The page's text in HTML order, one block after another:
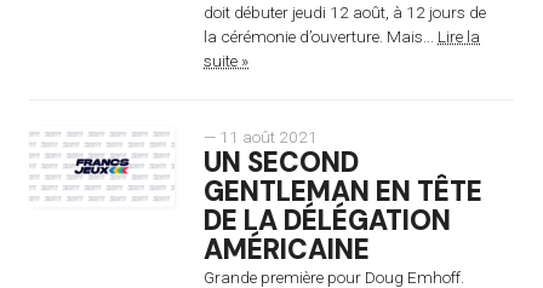
doit débuter jeudi 12 août, à 12 jours de
la cérémonie d’ouverture. Mais... Lire la
suite »
— 11 août 2021
UN SECOND
GENTLEMAN EN TÊTE
DE LA DÉLÉGATION
AMÉRICAINE
Grande première pour Doug Emhoff.